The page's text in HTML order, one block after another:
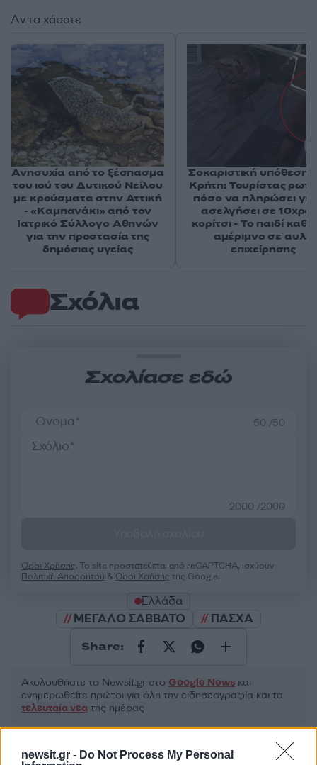
newsit.gr - Do Not Process My Personal
Σχόλια
Σχολίασε εδώ
50 /50
2000 /2000
Όροι Χρήσης. Το site προστατεύεται από reCAPTCHA, ισχύουν
Πολιτική Απορρήτου &Όροι Χρήσης της Google.
Ελλάδα
ΜΕΓΑΛΟ ΣΑΒΒΑΤΟ
ΠΑΣΧΑ
Share:
Ακολουθήστε το Νewsit.gr στο Google News και
ενημερωθείτε πρώτοι για όλη την ειδησεογραφία και τα
τελευταία νέα της ημέρας
Αν τα χάσατε
Ανησυχία από το ξέσπασμα
του ιού του Δυτικού Νείλου
με κρούσματα στην Αττική
- «Καμπανάκι» από τον
Ιατρικό Σύλλογο Αθηνών
για την προστασία της
δημόσιας υγείας
Σοκαριστική υπόθεση
Κρήτη: Τουρίστας
πόσο να πληρώσει
ασελγήσει σε
κορίτσι - Το παιδί
αμέριμνο σε αυλή
επιχείρησης